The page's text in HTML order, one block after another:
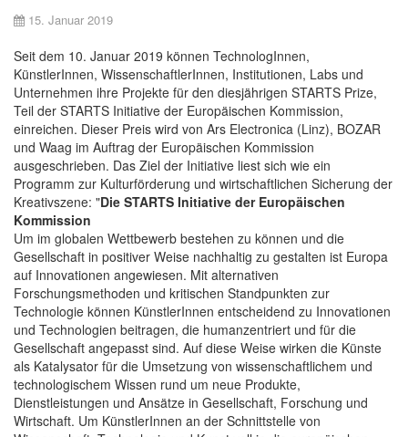
15. Januar 2019
Seit dem 10. Januar 2019 können TechnologInnen,
KünstlerInnen, WissenschaftlerInnen, Institutionen, Labs und
Unternehmen ihre Projekte für den diesjährigen STARTS Prize,
Teil der STARTS Initiative der Europäischen Kommission,
einreichen. Dieser Preis wird von Ars Electronica (Linz), BOZAR
und Waag im Auftrag der Europäischen Kommission
ausgeschrieben. Das Ziel der Initiative liest sich wie ein
Programm zur Kulturförderung und wirtschaftlichen Sicherung der
Kreativszene: "Die STARTS Initiative der Europäischen
Kommission
Um im globalen Wettbewerb bestehen zu können und die
Gesellschaft in positiver Weise nachhaltig zu gestalten ist Europa
auf Innovationen angewiesen. Mit alternativen
Forschungsmethoden und kritischen Standpunkten zur
Technologie können KünstlerInnen entscheidend zu Innovationen
und Technologien beitragen, die humanzentriert und für die
Gesellschaft angepasst sind. Auf diese Weise wirken die Künste
als Katalysator für die Umsetzung von wissenschaftlichem und
technologischem Wissen rund um neue Produkte,
Dienstleistungen und Ansätze in Gesellschaft, Forschung und
Wirtschaft. Um KünstlerInnen an der Schnittstelle von